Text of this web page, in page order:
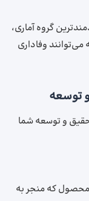
گروه آماری،
وفاداری
توسعه
و توسعه شما
محصول که منجر به